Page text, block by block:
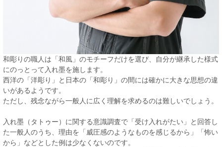
和彫りの職人は「和風」のモチーフだけを選び、自分が継承した様式
にのっとって入れ墨を施します。
西洋の「洋彫り」と日本の「和彫り」の間には確かに大きな思想の違
いがあるようです。
ただし、残念ながら一般人に広く理解を求めるのは難しいでしょう。
入れ墨（タトゥー）に関する意識調査で「受け入れがたい」と回答し
た一般人のうち、理由を「威圧感のようなものを感じるから」「怖い
から」などとした例は少なくないのです。